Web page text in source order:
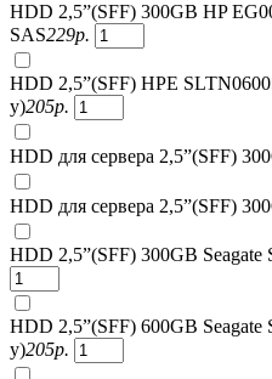
HDD 2,5”(SFF) 300GB HP
SAS229р.
HDD 2,5”(SFF) HPE
у)205р.
HDD для сервера 2,5”(SFF)
HDD для сервера 2,5”(SFF)
HDD 2,5”(SFF) 300GB Seagate
HDD 2,5”(SFF) 600GB Seagate
у)205р.